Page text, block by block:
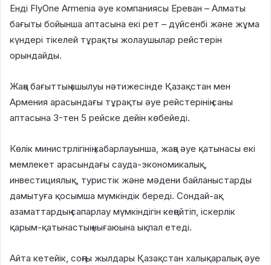
Енді FlyOne Armenia әуе компаниясы Ереван – Алматы
бағыты бойынша аптасына екі рет – дүйсенбі және жұма
күндері тікелей тұрақты жолаушылар рейстерін
орындайды.
Жаңа бағыттың ашылуы нәтижесінде Қазақстан мен
Армения арасындағы тұрақты әуе рейстерінің саны
аптасына 3-тен 5 рейске дейін көбейеді.
Көлік министрлігінің хабарлауынша, жаңа әуе қатынасы екі
мемлекет арасындағы сауда-экономикалық,
инвестициялық, туристік және мәдени байланыстарды
дамытуға қосымша мүмкіндік береді. Сондай-ақ
азаматтардың сапарлау мүмкіндігін кеңейтіп, іскерлік
қарым-қатынастың нығаюына ықпал етеді.
Айта кетейік, соңғы жылдары Қазақстан халықаралық әуе